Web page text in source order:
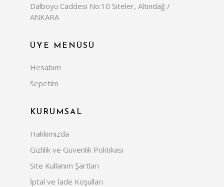
Dalboyu Caddesi No:10 Siteler, Altındağ /
ANKARA
ÜYE MENÜSÜ
Hesabım
Sepetim
KURUMSAL
Hakkımızda
Gizlilik ve Güvenlik Politikası
Site Kullanım Şartları
İptal ve İade Koşulları